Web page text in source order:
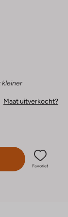
kleiner
Maat uitverkocht?
Favoriet